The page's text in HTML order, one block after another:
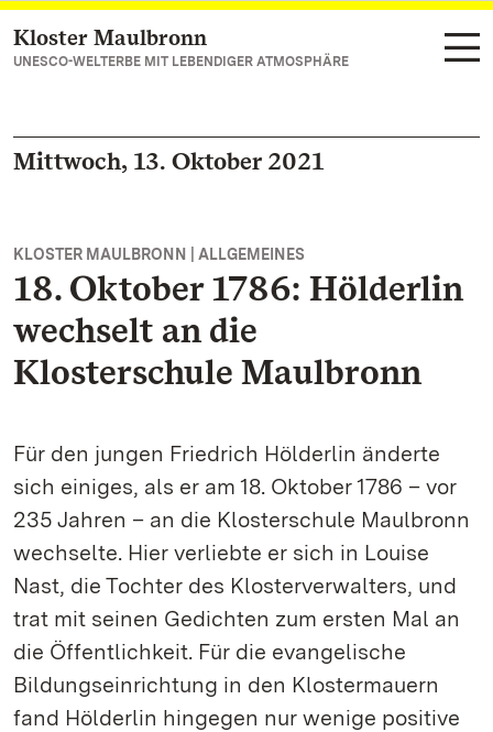
Zum Hauptinhalt springen
Kloster Maulbronn
UNESCO-WELTERBE MIT LEBENDIGER ATMOSPHÄRE
Mittwoch, 13. Oktober 2021
KLOSTER MAULBRONN | ALLGEMEINES
18. Oktober 1786: Hölderlin
wechselt an die
Klosterschule Maulbronn
Für den jungen Friedrich Hölderlin änderte
sich einiges, als er am 18. Oktober 1786 – vor
235 Jahren – an die Klosterschule Maulbronn
wechselte. Hier verliebte er sich in Louise
Nast, die Tochter des Klosterverwalters, und
trat mit seinen Gedichten zum ersten Mal an
die Öffentlichkeit. Für die evangelische
Bildungseinrichtung in den Klostermauern
fand Hölderlin hingegen nur wenige positive